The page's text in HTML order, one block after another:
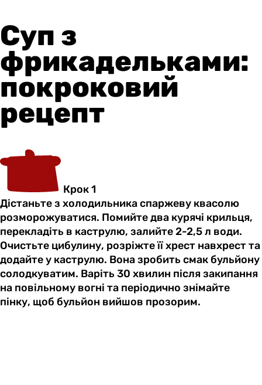
Суп з
фрикадельками:
покроковий
рецепт
Крок 1
Дістаньте з холодильника спаржеву квасолю
розморожуватися. Помийте два курячі крильця,
перекладіть в каструлю, залийте 2-2,5 л води.
Очистьте цибулину, розріжте її хрест навхрест та
додайте у каструлю. Вона зробить смак бульйону
солодкуватим. Варіть 30 хвилин після закипання
на повільному вогні та періодично знімайте
пінку, щоб бульйон вийшов прозорим.